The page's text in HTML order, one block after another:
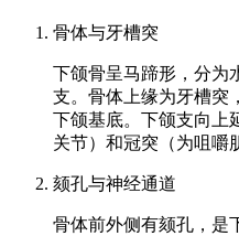
骨体与牙槽突
下颌骨呈马蹄形，分为
支。骨体上缘为牙槽突
下颌基底。下颌支向上
关节）和冠突（为咀嚼
颏孔与神经通道
骨体前外侧有颏孔，是